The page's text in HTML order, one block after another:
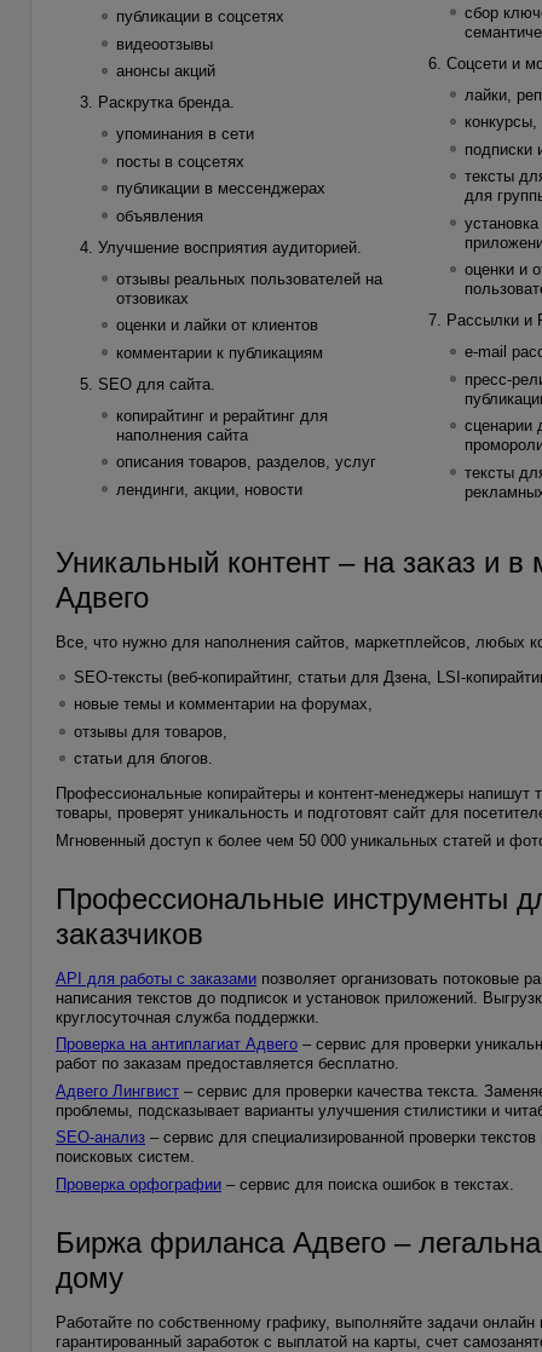
публикации в соцсетях
видеоотзывы
анонсы акций
Раскрутка бренда.
упоминания в сети
посты в соцсетях
публикации в мессенджерах
объявления
Улучшение восприятия аудиторией.
отзывы реальных пользователей на
отзовиках
оценки и лайки от клиентов
комментарии к публикациям
SEO для сайта.
копирайтинг и рерайтинг для
наполнения сайта
описания товаров, разделов, услуг
лендинги, акции, новости
сбор
Соцсети и
лайки,
подписки
тексты
для
оценки и
Рассылки и
e-mail
пресс-
сценарии
тексты
Уникальный контент – на заказ и в
Адвего
Все, что нужно для наполнения сайтов, маркетплейсов, любых
SEO-тексты (веб-копирайтинг, статьи для Дзена, LSI-
новые темы и комментарии на форумах,
отзывы для товаров,
статьи для блогов.
Профессиональные копирайтеры и контент-менеджеры напишут
товары, проверят уникальность и подготовят сайт для
Мгновенный доступ к более чем 50 000 уникальных статей и
Профессиональные инструменты
заказчиков
API для работы с заказами позволяет организовать потоковые
написания текстов до подписок и установок приложений.
круглосуточная служба поддержки.
Проверка на антиплагиат Адвего – сервис для проверки
работ по заказам предоставляется бесплатно.
Адвего Лингвист – сервис для проверки качества текста.
проблемы, подсказывает варианты улучшения стилистики и
SEO-анализ – сервис для специализированной проверки
поисковых систем.
Проверка орфографии – сервис для поиска ошибок в текстах.
Биржа фриланса Адвего –
дому
Работайте по собственному графику, выполняйте задачи онлайн
гарантированный заработок с выплатой на карты, счет